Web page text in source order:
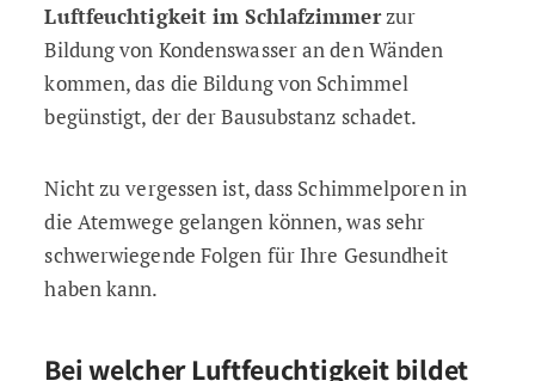
Luftfeuchtigkeit im Schlafzimmerzur
Bildung von Kondenswasser an den Wänden
kommen, das die Bildung von Schimmel
begünstigt, der der Bausubstanz schadet.
Nicht zu vergessen ist, dass Schimmelporen in
die Atemwege gelangen können, was sehr
schwerwiegende Folgen für Ihre Gesundheit
haben kann.
Bei welcher Luftfeuchtigkeit bildet